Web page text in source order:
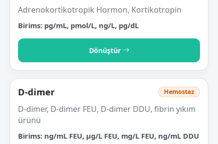
Adrenokortikotropik Hormon, Kortikotropin
Birims: pg/mL, pmol/L, ng/L, pg/dL
Dönüştür
D-dimer Hemostaz
D-dimer, D-dimer FEU, D-dimer DDU, fibrin yıkım
ürünü
Birims: ng/mL FEU, µg/L FEU, mg/L FEU, ng/mL DDU